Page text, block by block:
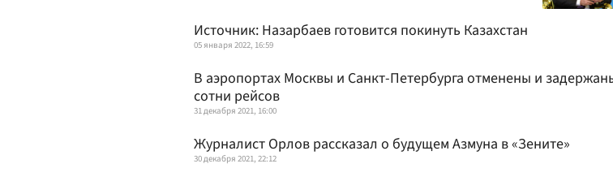
Источник: Назарбаев готовится покинуть Казахстан
05 января 2022, 16:59
В аэропортах Москвы и Санкт-Петербурга отменены и
сотни рейсов
31 декабря 2021, 16:00
Журналист Орлов рассказал о будущем Азмуна в «Зените»
30 декабря 2021, 22:12